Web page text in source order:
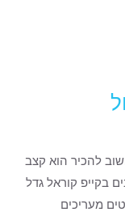
להכיר הוא קצב
בקייפ קוראל גדל
2010-2013 ואנליסטים מעריכים